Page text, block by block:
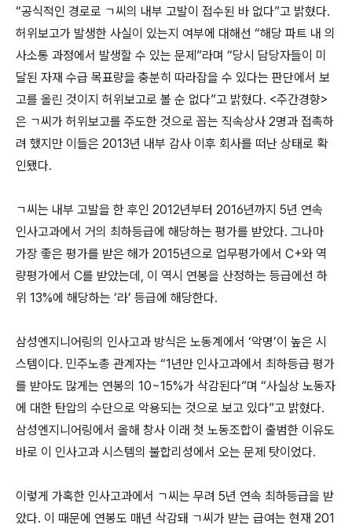
“공식적인 경로로 ㄱ씨의 내부 고발이 접수된 바 없다”고 밝혔다.
허위보고가 발생한 사실이 있는지 여부에 대해선 “해당 파트 내 의
사소통 과정에서 발생할 수 있는 문제”라며 “당시 담당자들이 미
달된 자재 수급 목표량을 충분히 따라잡을 수 있다는 판단에서 보
고를 올린 것이지 허위보고로 볼 순 없다”고 밝혔다. <주간경향>
은 ㄱ씨가 허위보고를 주도한 것으로 꼽는 직속상사 2명과 접촉하
려 했지만 이들은 2013년 내부 감사 이후 회사를 떠난 상태로 확
인됐다.
ㄱ씨는 내부 고발을 한 후인 2012년부터 2016년까지 5년 연속
인사고과에서 거의 최하등급에 해당하는 평가를 받았다. 그나마
가장 좋은 평가를 받은 해가 2015년으로 업무평가에서 C+와 역
량평가에서 C를 받았는데, 이 역시 연봉을 산정하는 등급에선 하
위 13%에 해당하는 ‘라’ 등급에 해당한다.
삼성엔지니어링의 인사고과 방식은 노동계에서 ‘악명’이 높은 시
스템이다. 민주노총 관계자는 “1년만 인사고과에서 최하등급 평가
를 받아도 많게는 연봉의 10~15%가 삭감된다”며 “사실상 노동자
에 대한 탄압의 수단으로 악용되는 것으로 보고 있다”고 밝혔다.
삼성엔지니어링에서 올해 창사 이래 첫 노동조합이 출범한 이유도
바로 이 인사고과 시스템의 불합리성에서 오는 문제 탓이었다.
이렇게 가혹한 인사고과에서 ㄱ씨는 무려 5년 연속 최하등급을 받
았다. 이 때문에 연봉도 매년 삭감돼 ㄱ씨가 받는 급여는 현재 201